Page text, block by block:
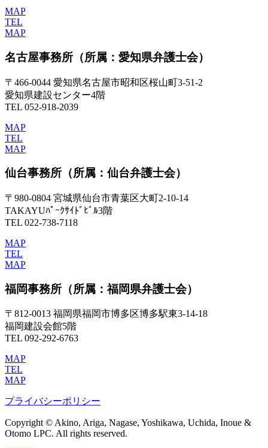
MAP
TEL
MAP
名古屋事務所 （所属：愛知県弁護士会）
〒466-0044 愛知県名古屋市昭和区桜山町3-51-2
愛知県建設センター4階
TEL 052-918-2039
MAP
TEL
MAP
仙台事務所 （所属：仙台弁護士会）
〒980-0804 宮城県仙台市青葉区大町2-10-14
TAKAYUﾊﾟｰｸｻｲﾄﾞﾋﾞﾙ3階
TEL 022-738-7118
MAP
TEL
MAP
福岡事務所 （所属：福岡県弁護士会）
〒812-0013 福岡県福岡市博多区博多駅東3-14-18
福岡建設会館5階
TEL 092-292-6763
MAP
TEL
MAP
プライバシーポリシー
Copyright © Akino, Ariga, Nagase, Yoshikawa, Uchida, Inoue &
Otomo LPC. All rights reserved.